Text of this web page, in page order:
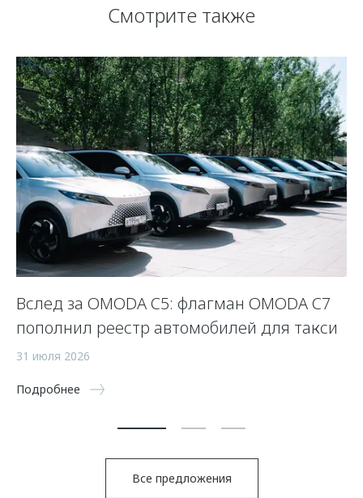
Смотрите также
Вслед за OMODA C5: флагман OMODA C7
пополнил реестр автомобилей для такси
31 июля 2026
Подробнее
Все предложения